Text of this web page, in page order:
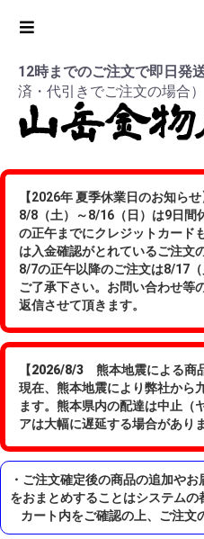
12時までのご注文で即日発
済・代引きでご注文の場合）
【2026年 夏季休業日のお知らせ
8/8（土）～8/16（日）は9日間
の正午までにクレジットカード
は入金確認がとれているご注文
8/7の正午以降のご注文は8/17
ご了承下さい。お問い合わせ等
返信させて頂きます。
【2026/8/3 熊本地震による商
現在、熊本地震により弊社から
ます。熊本県内の配達は中止（
アは大幅に遅延する場合があり
・ご注文確定後の商品の追加や
をおまとめすることはシステムの
カート内をご確認の上、ご注文